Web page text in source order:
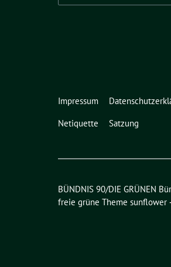
Impressum
Netiquette
Satzung
BÜNDNIS 90/DIE GRÜNEN
freie grüne Theme sunflower